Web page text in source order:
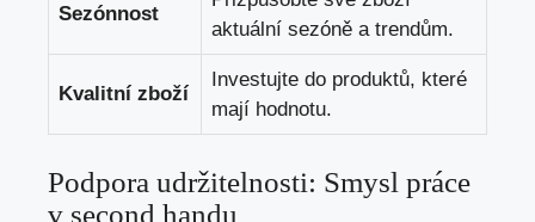
Sezónnost
aktuální sezóně a trendům.
Kvalitní zboží
Investujte do produktů, které
mají hodnotu.
Podpora udržitelnosti: Smysl práce
v second handu